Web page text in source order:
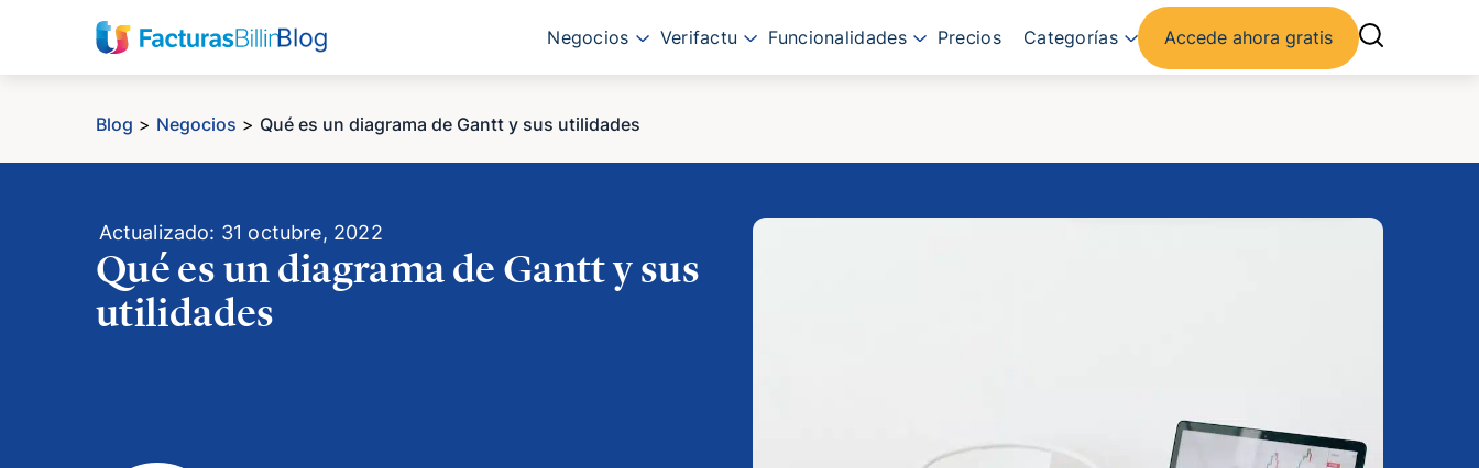
Negocios Verifactu Funcionalidades Precios Categorías Accede ahora gratis
Blog > Negocios > Qué es un diagrama de Gantt y sus utilidades
Actualizado: 31 octubre, 2022
Qué es un diagrama de Gantt y sus
utilidades